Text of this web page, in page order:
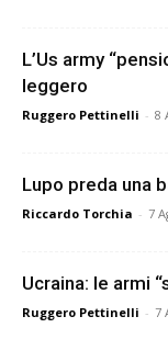
L’Us army
leggero
Ruggero Pettinelli - 8
Lupo preda una
Riccardo Torchia - 7
Ucraina: le armi
Ruggero Pettinelli - 7